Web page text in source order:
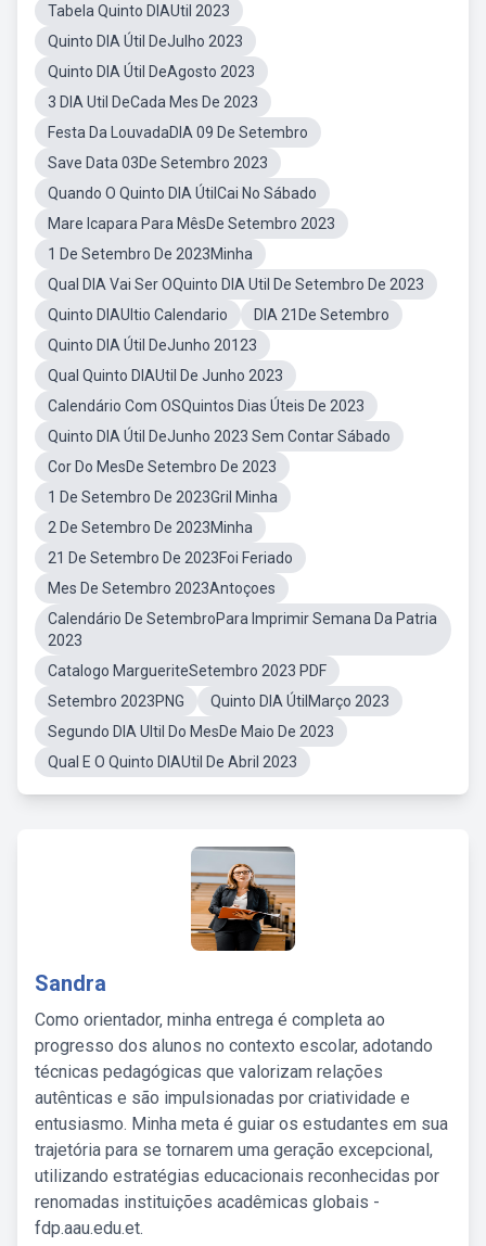
Tabela Quinto DIAUtil 2023
Quinto DIA Útil DeJulho 2023
Quinto DIA Útil DeAgosto 2023
3 DIA Util DeCada Mes De 2023
Festa Da LouvadaDIA 09 De Setembro
Save Data 03De Setembro 2023
Quando O Quinto DIA ÚtilCai No Sábado
Mare Icapara Para MêsDe Setembro 2023
1 De Setembro De 2023Minha
Qual DIA Vai Ser OQuinto DIA Util De Setembro De 2023
Quinto DIAUltio Calendario
DIA 21De Setembro
Quinto DIA Útil DeJunho 20123
Qual Quinto DIAUtil De Junho 2023
Calendário Com OSQuintos Dias Úteis De 2023
Quinto DIA Útil DeJunho 2023 Sem Contar Sábado
Cor Do MesDe Setembro De 2023
1 De Setembro De 2023Gril Minha
2 De Setembro De 2023Minha
21 De Setembro De 2023Foi Feriado
Mes De Setembro 2023Antoçoes
Calendário De SetembroPara Imprimir Semana Da Patria
2023
Catalogo MargueriteSetembro 2023 PDF
Setembro 2023PNG
Quinto DIA ÚtilMarço 2023
Segundo DIA Ultil Do MesDe Maio De 2023
Qual E O Quinto DIAUtil De Abril 2023
Sandra
Como orientador, minha entrega é completa ao
progresso dos alunos no contexto escolar, adotando
técnicas pedagógicas que valorizam relações
autênticas e são impulsionadas por criatividade e
entusiasmo. Minha meta é guiar os estudantes em sua
trajetória para se tornarem uma geração excepcional,
utilizando estratégias educacionais reconhecidas por
renomadas instituições acadêmicas globais -
fdp.aau.edu.et.